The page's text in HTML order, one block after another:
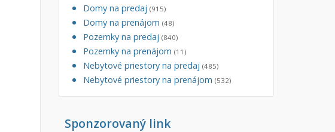
Nebytové priestory
Administratívne, obchodné
Garáž, garážové státie
Filtre
Súkromná inzercia
Ponuka RK
Novostavba
Domy na predaj (915)
Domy na prenájom (48)
Pozemky na predaj (840)
Pozemky na prenájom (11)
Nebytové priestory na predaj (485)
Nebytové priestory na prenájom (532)
Sponzorovaný link